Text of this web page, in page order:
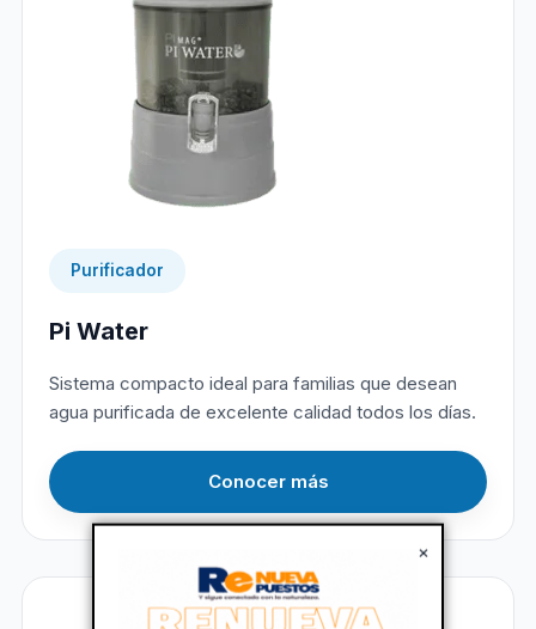
×
Purificador
Pi Water
Sistema compacto ideal para familias que desean
agua purificada de excelente calidad todos los días.
Conocer más